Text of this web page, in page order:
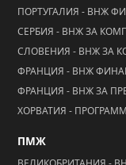
ПОРТУГАЛИЯ - ВНЖ
СЕРБИЯ - ВНЖ ЗА
СЛОВЕНИЯ - ВНЖ ЗА
ФРАНЦИЯ - ВНЖ
ФРАНЦИЯ - ВНЖ ЗА
ХОРВАТИЯ -
ПМЖ